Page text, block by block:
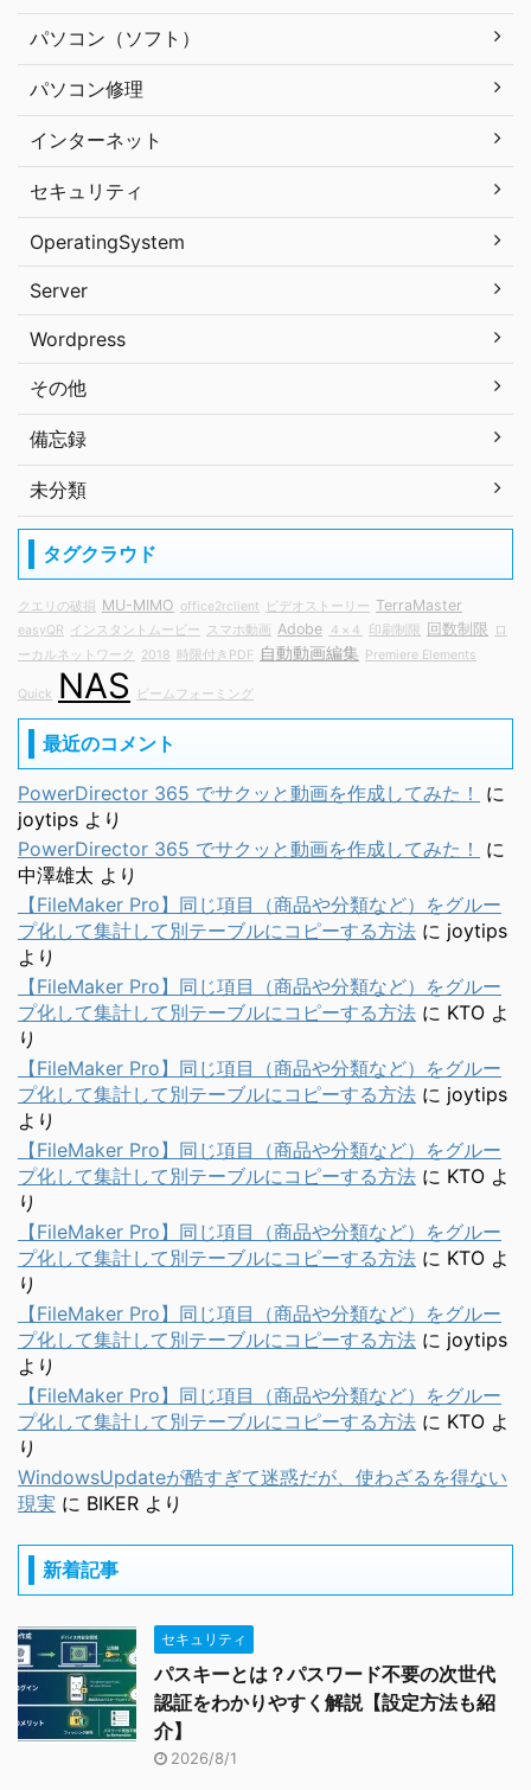
パソコン（ソフト）
パソコン修理
インターネット
セキュリティ
OperatingSystem
Server
Wordpress
その他
備忘録
未分類
タグクラウド
クエリの破損 MU-MIMO office2rclient ビデオストーリー TerraMaster
easyQR インスタントムービー スマホ動画 Adobe ４×４ 印刷制限 回数制限
ロ
ーカルネットワーク
2018 時限付きPDF 自動動画編集 Premiere Elements
Quick NAS ビームフォーミング
最近のコメント
PowerDirector 365 でサクッと動画を作成してみた！
に
joytips より
PowerDirector 365 でサクッと動画を作成してみた！
に
中澤雄太 より
【FileMaker Pro】同じ項目（商品や分類など）をグルー
プ化して集計して別テーブルにコピーする方法 に joytips
より
【FileMaker Pro】同じ項目（商品や分類など）をグルー
プ化して集計して別テーブルにコピーする方法 に KTO よ
り
【FileMaker Pro】同じ項目（商品や分類など）をグルー
プ化して集計して別テーブルにコピーする方法 に joytips
より
【FileMaker Pro】同じ項目（商品や分類など）をグルー
プ化して集計して別テーブルにコピーする方法 に KTO よ
り
【FileMaker Pro】同じ項目（商品や分類など）をグルー
プ化して集計して別テーブルにコピーする方法 に KTO よ
り
【FileMaker Pro】同じ項目（商品や分類など）をグルー
プ化して集計して別テーブルにコピーする方法 に joytips
より
【FileMaker Pro】同じ項目（商品や分類など）をグルー
プ化して集計して別テーブルにコピーする方法 に KTO よ
り
WindowsUpdateが酷すぎて迷惑だが、使わざるを得ない
現実 に BIKER より
新着記事
セキュリティ
パスキーとは？パスワード不要の次世代
認証をわかりやすく解説【設定方法も紹
介】
2026/8/1